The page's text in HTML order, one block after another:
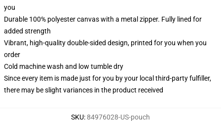
you
Durable 100% polyester canvas with a metal zipper. Fully lined for
added strength
Vibrant, high-quality double-sided design, printed for you when you
order
Cold machine wash and low tumble dry
Since every item is made just for you by your local third-party fulfiller,
there may be slight variances in the product received
SKU:84976028-US-pouch